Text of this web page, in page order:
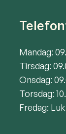
Mandag:
Tirsdag:
Onsdag:
Torsdag:
Fredag: